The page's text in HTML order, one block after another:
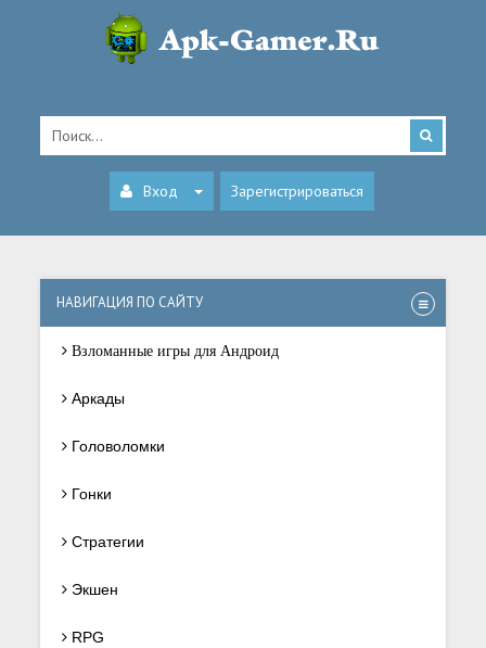
Вход Зарегистрироваться
НАВИГАЦИЯ ПО САЙТУ
Взломанные игры для Андроид
Аркады
Головоломки
Гонки
Стратегии
Экшен
RPG